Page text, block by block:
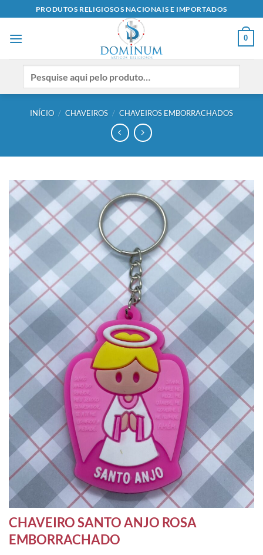
to
content
PRODUTOS RELIGIOSOS NACIONAIS E IMPORTADOS
0
INÍCIO / CHAVEIROS / CHAVEIROS EMBORRACHADOS
CHAVEIRO SANTO ANJO ROSA
EMBORRACHADO